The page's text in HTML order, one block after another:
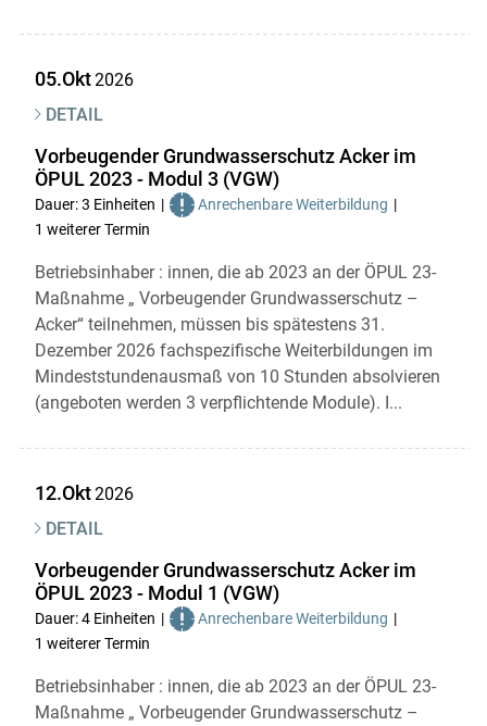
05.Okt2026
DETAIL
Vorbeugender Grundwasserschutz Acker im
ÖPUL 2023 - Modul 3 (VGW)
Dauer: 3 Einheiten
Anrechenbare Weiterbildung
1 weiterer Termin
Betriebsinhaber : innen, die ab 2023 an der ÖPUL 23-
Maßnahme „ Vorbeugender Grundwasserschutz –
Acker“ teilnehmen, müssen bis spätestens 31.
Dezember 2026 fachspezifische Weiterbildungen im
Mindeststundenausmaß von 10 Stunden absolvieren
(angeboten werden 3 verpflichtende Module). I...
12.Okt2026
DETAIL
Vorbeugender Grundwasserschutz Acker im
ÖPUL 2023 - Modul 1 (VGW)
Dauer: 4 Einheiten
Anrechenbare Weiterbildung
1 weiterer Termin
Betriebsinhaber : innen, die ab 2023 an der ÖPUL 23-
Maßnahme „ Vorbeugender Grundwasserschutz –